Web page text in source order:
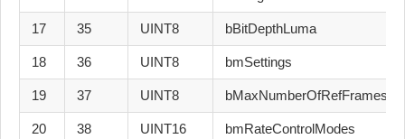
17 35 UINT8 bBitDepthLuma
18 36 UINT8 bmSettings
19 37 UINT8
20 38 UINT16 bmRateControlModes